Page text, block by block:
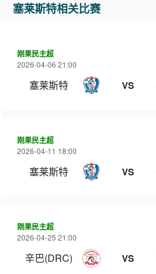
塞莱斯特相关比赛
刚果民主超
2026-04-06 21:00
塞莱斯特 VS
刚果民主超
2026-04-11 18:00
塞莱斯特 VS
刚果民主超
2026-04-25 21:00
辛巴(DRC) VS